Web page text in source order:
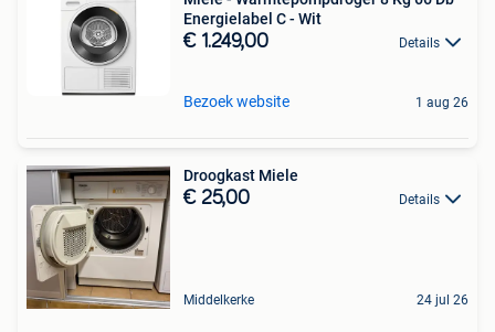
Energielabel C - Wit
€ 1.249,00 Details
Bezoek website 1 aug 26
Droogkast Miele
€ 25,00 Details
Middelkerke 24 jul 26